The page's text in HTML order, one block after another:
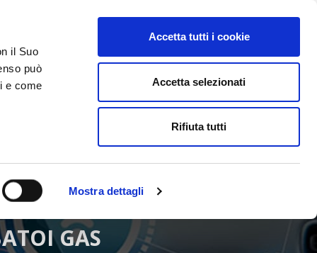
il Suo
può
e come
Mostra dettagli
Accetta tutti i cookie
Accetta selezionati
Rifiuta tutti
ACCESSO GESTIONALE
ACCEDI E CONTATTACI
GAS